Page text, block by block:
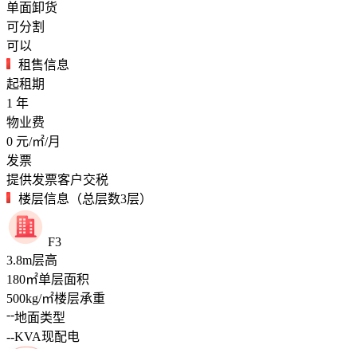
单面卸货
可分割
可以
租售信息
起租期
1 年
物业费
0 元/㎡/月
发票
提供发票客户交税
楼层信息（总层数3层）
F3
3.8m层高
180㎡单层面积
500kg/㎡楼层承重
--地面类型
--KVA现配电